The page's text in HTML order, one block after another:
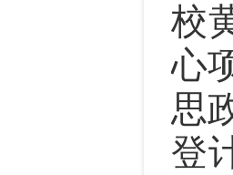
校
心
思
登